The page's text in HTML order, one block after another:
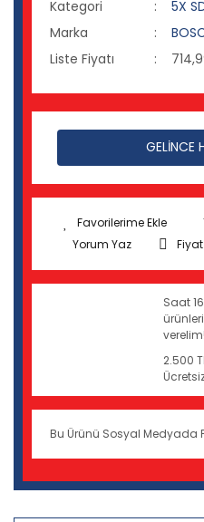
Kategori
5X
Marka
Liste Fiyatı
GELİNCE
Yorum Yaz
Saat
verelim!
2.500
Bu Ürünü Sosyal Medyada